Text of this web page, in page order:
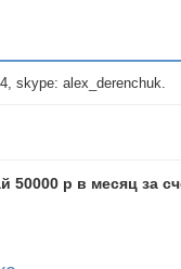
alex_derenchuk.
50000 р в месяц за